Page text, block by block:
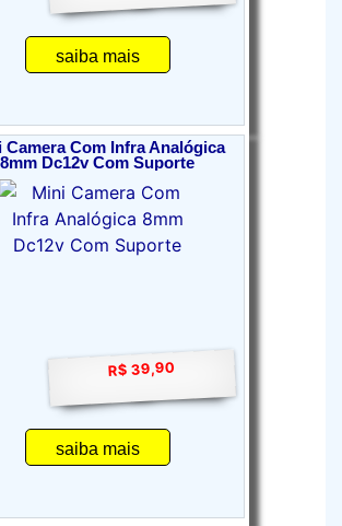
saiba mais
Camera Com Infra Analógica
8mm Dc12v Com Suporte
R$ 39,90
saiba mais